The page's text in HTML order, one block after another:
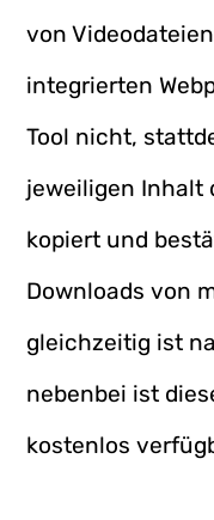
von
integrierten
Tool nicht,
jeweiligen Inhalt
kopiert und
Downloads von
gleichzeitig ist
nebenbei ist
kostenlos